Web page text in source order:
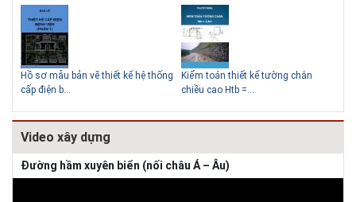
Thiết kế nhà siêu nhỏ độc đáo
Hồ sơ mẫu bản vẽ thiết kế hệ thống
cấp điện b...
Kiểm toán thiết kế tường chắn
chiều cao Htb =...
Video xây dựng
Đường hầm xuyên biển (nối châu Á – Âu)